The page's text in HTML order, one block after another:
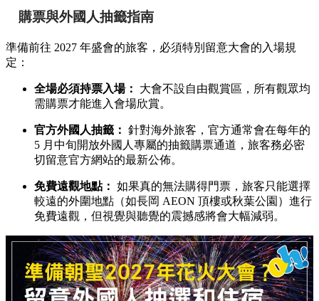
購票與外國人抽籤指南
準備前往 2027 年盛會的旅客，必須特別留意大會的入場規
定：
全場必須持票入場：
大會不設自由觀賞區，所有觀眾均
需購票才能進入會場欣賞。
官方外國人抽籤： 針對海外旅客，官方通常會在每年的
5 月中旬開放外國人專屬的抽籤購票通道，旅客務必密
切留意官方網站的最新公佈。
免費遠觀地點： 如果真的無法購得門票，旅客只能選擇
較遠的外圍地點（如長岡 AEON 頂樓或秋葉公園）進行
免費遠觀，但視覺與聽覺的震撼感將會大幅減弱。